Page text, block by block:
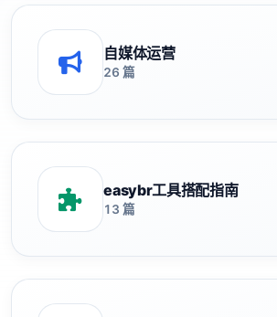
自媒体运营
26 篇
easybr工具搭配指南
13 篇